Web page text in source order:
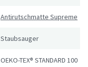
Antirutschmatte Supreme
Staubsauger
OEKO-TEX® STANDARD 100